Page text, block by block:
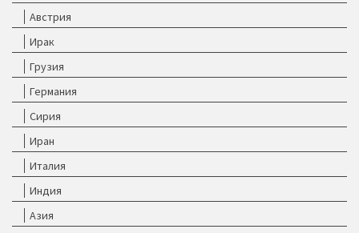
Австрия
Ирак
Грузия
Германия
Сирия
Иран
Италия
Индия
Азия